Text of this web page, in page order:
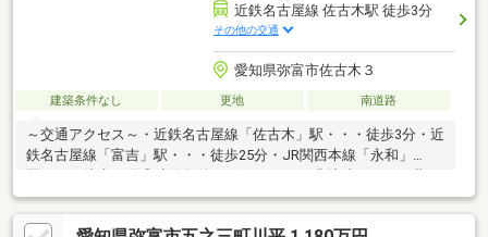
近鉄名古屋線 佐古木駅 徒歩3分
その他の交通
愛知県弥富市佐古木３
建築条件なし 更地 南道路
～交通アクセス～・近鉄名古屋線「佐古木」駅・・・徒歩3分・近
鉄名古屋線「富吉」駅・・・徒歩25分・JR関西本線「永和」
駅・・・徒歩30分◎建築条件ございません♪※農地法にかかる費
用：買主負担※本物件は南側・西側に用水路があり、通路目的の
橋設置や配管埋設などで占する（継続使用）場合、事前に許可申